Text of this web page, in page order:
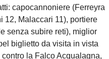
capocannoniere (Ferreyra
12, Malaccari 11), portiere
senza subire reti), miglior
biglietto da visita in vista
la Falco Acqualagna,